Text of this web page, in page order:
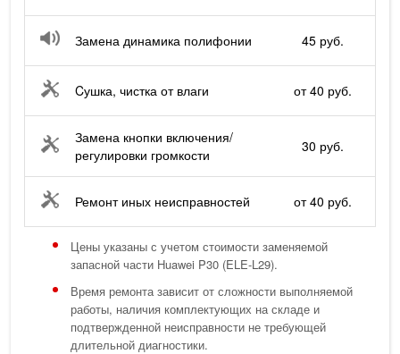
Замена динамика полифонии 45 руб.
Cушка, чистка от влаги от 40 руб.
Замена кнопки включения/
регулировки громкости
30 руб.
Ремонт иных неисправностей от 40 руб.
Цены указаны с учетом стоимости заменяемой
запасной части Huawei P30 (ELE-L29).
Время ремонта зависит от сложности выполняемой
работы, наличия комплектующих на складе и
подтвержденной неисправности не требующей
длительной диагностики.